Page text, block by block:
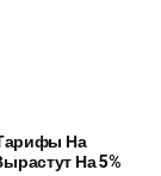
На
На 5%